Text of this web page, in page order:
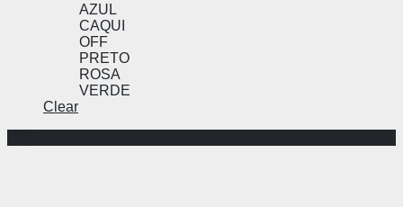
AZUL
CAQUI
OFF
PRETO
ROSA
VERDE
Clear